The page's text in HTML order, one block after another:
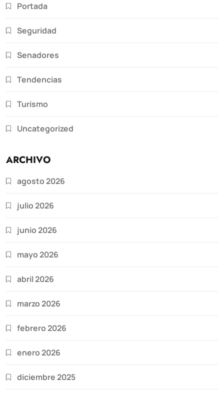
Portada
Seguridad
Senadores
Tendencias
Turismo
Uncategorized
ARCHIVO
agosto 2026
julio 2026
junio 2026
mayo 2026
abril 2026
marzo 2026
febrero 2026
enero 2026
diciembre 2025